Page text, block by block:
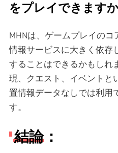
をプレイできます
MHNは、ゲームプレイの
情報サービスに大きく依存
することはできるかもしれ
現、クエスト、イベントと
置情報データなしでは利用
す。
結論：